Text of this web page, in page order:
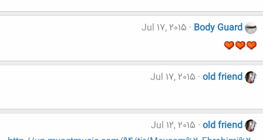
Body Guard
Jul 17, 2015
old friend
Jul 17, 2015
old friend
Jul 12, 2015